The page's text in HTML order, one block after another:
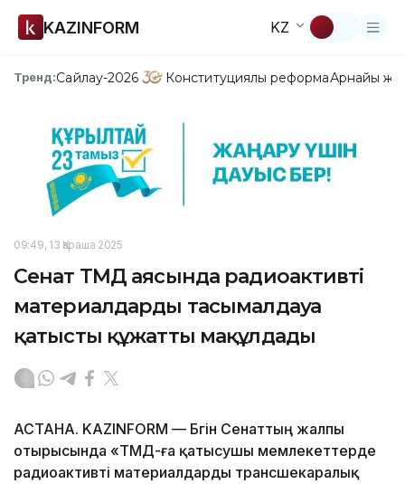
KAZINFORM KZ
Тренд:Сайлау-2026 Конституциялық реформаАрнайы
09:49, 13 Қараша 2025
Сенат ТМД аясында радиоактивті
материалдарды тасымалдауға
қатысты құжатты мақұлдады
АСТАНА. KAZINFORM — Бүгін Сенаттың жалпы
отырысында «ТМД-ға қатысушы мемлекеттерде
радиоактивті материалдарды трансшекаралық